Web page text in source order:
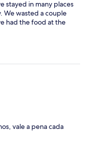
stayed in many places
We wasted a couple
had the food at the
vale a pena cada